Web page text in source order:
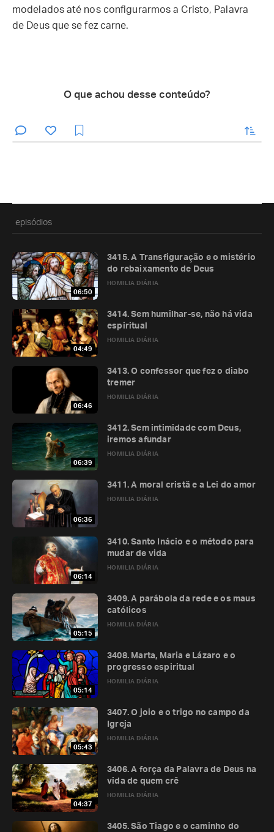
modelados até nos configurarmos a Cristo, Palavra
de Deus que se fez carne.
O que achou desse conteúdo?
enviar
episódios
06:50
HOMILIA DIÁRIA
3415. A Transfiguração e o mistério
do rebaixamento de Deus
04:49
HOMILIA DIÁRIA
3414. Sem humilhar-se, não há vida
espiritual
06:46
HOMILIA DIÁRIA
3413. O confessor que fez o diabo
tremer
06:39
HOMILIA DIÁRIA
3412. Sem intimidade com Deus,
iremos afundar
06:36
HOMILIA DIÁRIA
3411. A moral cristã e a Lei do amor
06:14
HOMILIA DIÁRIA
3410. Santo Inácio e o método para
mudar de vida
05:15
HOMILIA DIÁRIA
3409. A parábola da rede e os maus
católicos
05:14
HOMILIA DIÁRIA
3408. Marta, Maria e Lázaro e o
progresso espiritual
05:43
HOMILIA DIÁRIA
3407. O joio e o trigo no campo da
Igreja
04:37
HOMILIA DIÁRIA
3406. A força da Palavra de Deus na
vida de quem crê
3405. São Tiago e o caminho do